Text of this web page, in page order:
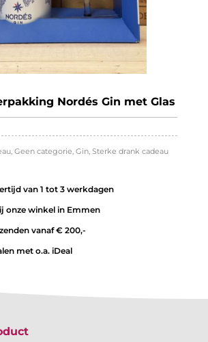
Nordés Gin met Glas
, Geen categorie, Gin, Sterke drank cadeau
van 1 tot 3 werkdagen
onze winkel in Emmen
vanaf € 200,-
met o.a. iDeal